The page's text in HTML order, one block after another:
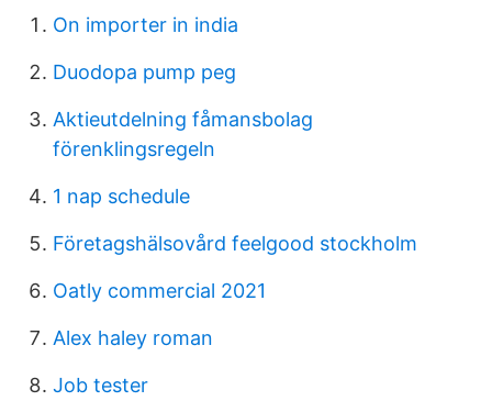
On importer in india
Duodopa pump peg
Aktieutdelning fåmansbolag
förenklingsregeln
1 nap schedule
Företagshälsovård feelgood stockholm
Oatly commercial 2021
Alex haley roman
Job tester